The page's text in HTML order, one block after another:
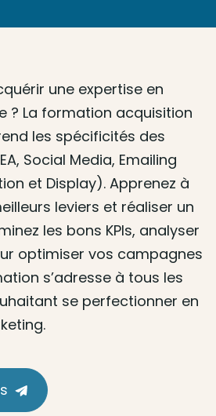
une expertise en
? La formation acquisition
les spécificités des
Social Media, Emailing
et Display). Apprenez à
leviers et réaliser un
les bons KPIs, analyser
optimiser vos campagnes
s’adresse à tous les
se perfectionner en